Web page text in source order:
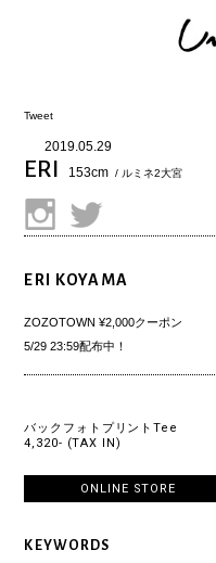
Tweet
2019.05.29
ERI 153cm / ルミネ2大宮
ERI KOYAMA
ZOZOTOWN ¥2,000クーポン
5/29 23:59配布中！
バックフォトプリントTee
4,320- (TAX IN)
ONLINE STORE
KEYWORDS